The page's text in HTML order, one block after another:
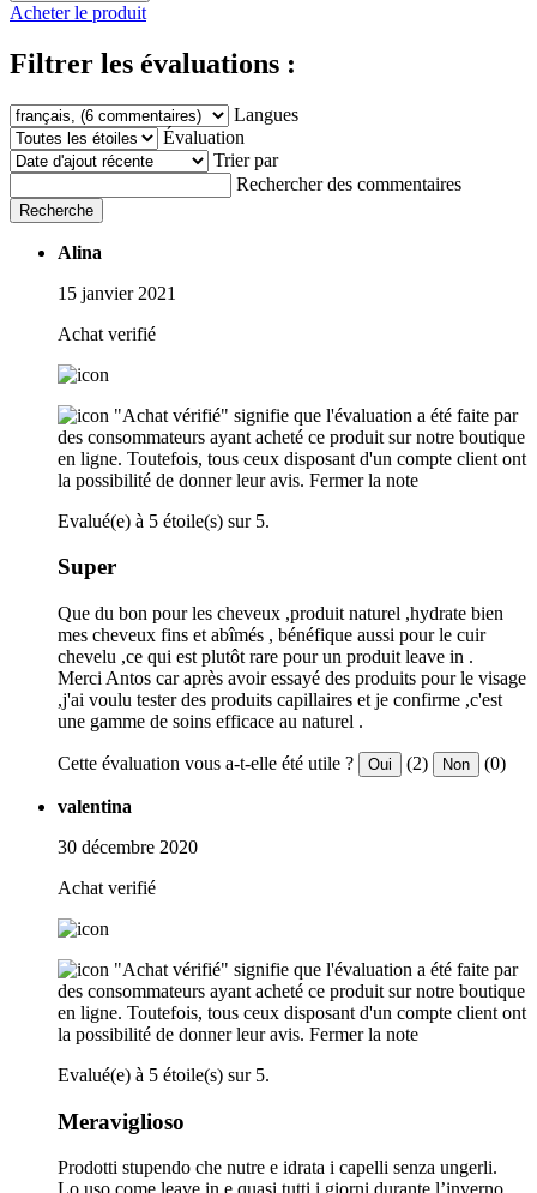
Acheter le produit
Filtrer les évaluations :
Langues
Évaluation
Trier par
Rechercher des commentaires
Recherche
Alina
15 janvier 2021
Achat verifié
"Achat vérifié" signifie que l'évaluation a été faite par
des consommateurs ayant acheté ce produit sur notre boutique
en ligne. Toutefois, tous ceux disposant d'un compte client ont
la possibilité de donner leur avis. Fermer la note
Evalué(e) à 5 étoile(s) sur 5.
Super
Que du bon pour les cheveux ,produit naturel ,hydrate bien
mes cheveux fins et abîmés , bénéfique aussi pour le cuir
chevelu ,ce qui est plutôt rare pour un produit leave in .
Merci Antos car après avoir essayé des produits pour le visage
,j'ai voulu tester des produits capillaires et je confirme ,c'est
une gamme de soins efficace au naturel .
Cette évaluation vous a-t-elle été utile ? Oui (2) Non (0)
valentina
30 décembre 2020
Achat verifié
"Achat vérifié" signifie que l'évaluation a été faite par
des consommateurs ayant acheté ce produit sur notre boutique
en ligne. Toutefois, tous ceux disposant d'un compte client ont
la possibilité de donner leur avis. Fermer la note
Evalué(e) à 5 étoile(s) sur 5.
Meraviglioso
Prodotti stupendo che nutre e idrata i capelli senza ungerli.